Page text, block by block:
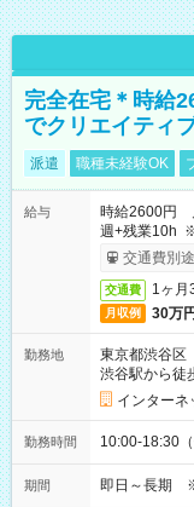
完全在宅＊時給
でクリエイティ
派遣 職種未経験OK
給与
時給2600円
週+残業10h
受取りサービ
交通費別
交通費 1ヶ月
月収例 30万
勤務地
東京都渋谷区
渋谷駅から徒
インターネ
勤務時間 10:00-18:30
期間 即日～長期